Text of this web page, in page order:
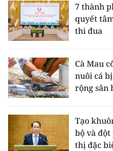
7 thành
quyết
thi đua
Cà Mau
nuôi cá
rộng sân
Tạo
bộ và
thị đặc